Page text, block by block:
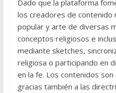
Dado que la plataforma
los creadores de contenido
popular y arte de diversas
conceptos religiosos e
mediante sketches,
religiosa o participando en
en la fe. Los contenidos
gracias también a las